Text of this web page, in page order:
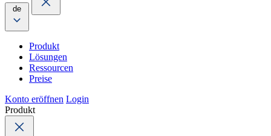
de
Produkt
Lösungen
Ressourcen
Preise
Konto eröffnen Login
Produkt